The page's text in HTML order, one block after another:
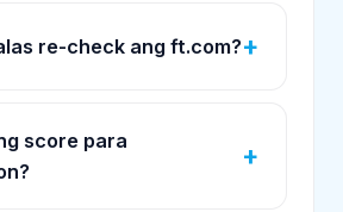
re-check ang ft.com?
score para